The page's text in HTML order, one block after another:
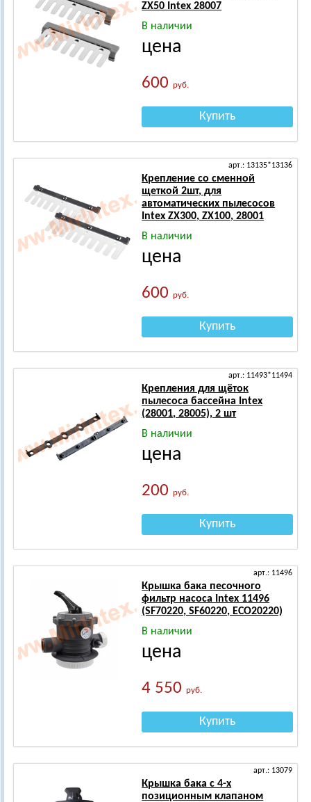
ZX50 Intex 28007
В наличии
цена
600руб.
Купить
арт.: 13135*13136
Крепление со сменной
щеткой 2шт, для
автоматических пылесосов
Intex ZX300, ZX100, 28001
В наличии
цена
600руб.
Купить
арт.: 11493*11494
Крепления для щёток
пылесоса бассейна Intex
(28001, 28005), 2 шт
В наличии
цена
200руб.
Купить
арт.: 11496
Крышка бака песочного
фильтр насоса Intex 11496
(SF70220, SF60220, ECO20220)
В наличии
цена
4 550руб.
Купить
арт.: 13079
Крышка бака с 4-х
позиционным клапаном